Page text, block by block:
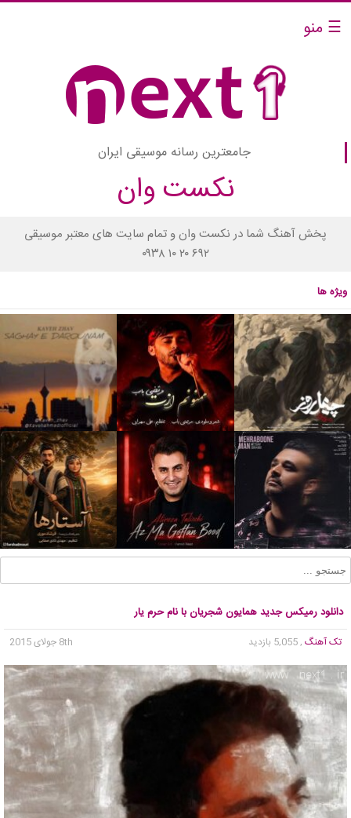
☰ منو
جامعترین رسانه موسیقی ایران
نکست وان
پخش آهنگ شما در نکست وان و تمام سایت های معتبر موسیقی
۰۹۳۸ ۱۰ ۲۰ ۶۹۲
ویژه ها
دانلود رمیکس جدید همایون شجریان با نام حرم یار
تک آهنگ , 5,055 بازدید 8th جولای 2015